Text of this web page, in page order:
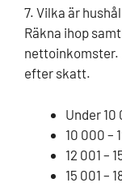
7. Vilka är
Räkna ihop
nettoinkomster.
efter skatt.
Under
10 000 –
12 001 –
15 001 –